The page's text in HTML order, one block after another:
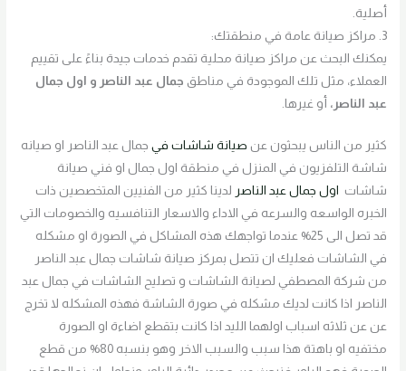
أصلية.
3. مراكز صيانة عامة في منطقتك:
يمكنك البحث عن مراكز صيانة محلية تقدم خدمات جيدة بناءً على تقييم
العملاء، مثل تلك الموجودة في مناطق جمال عبد الناصر و اول جمال
عبد الناصر، أو غيرها.
كثير من الناس يبحثون عن صيانة شاشات في جمال عبد الناصر او صيانه
شاشة التلفزيون في المنزل في منطقة اول جمال او فني صيانة
شاشات اول جمال عبد الناصر لدينا كثير من الفنيين المتخصصين ذات
الخبره الواسعه والسرعه في الاداء والاسعار التنافسيه والخصومات التي
قد تصل الى 25% عندما تواجهك هذه المشاكل في الصورة او مشكله
في الشاشات فعليك ان تتصل بمركز صيانة شاشات جمال عبد الناصر
من شركة المصطفي لصيانة الشاشات و تصليح الشاشات في جمال عبد
الناصر اذا كانت لديك مشكله في صورة الشاشة فهذه المشكله لا تخرج
عن عن ثلاثه اسباب اولهما الليد اذا كانت بتقطع اضاءة او الصورة
مختفيه او باهتة هذا سبب والسبب الاخر وهو بنسبه 80% من قطع